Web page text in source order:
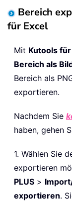
Bereich
für Excel
Mit Kutools
Bereich als
Bereich als
exportieren.
Nachdem Sie
haben, gehen
1. Wählen Sie
exportieren
PLUS >
exportieren.